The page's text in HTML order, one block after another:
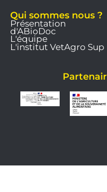
Qui sommes nous ?
Présentation
d'ABioDoc
L'équipe
L'institut VetAgro Sup